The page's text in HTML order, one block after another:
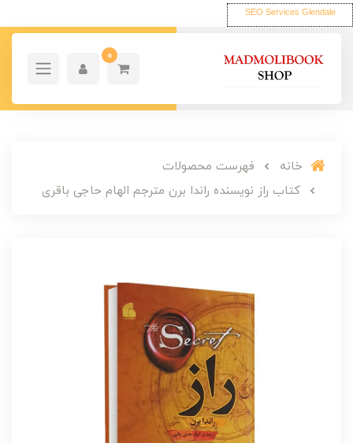
SEO Services Glendale
0
خانه
فهرست محصولات
کتاب راز نویسنده راندا برن مترجم الهام حاجی باقری